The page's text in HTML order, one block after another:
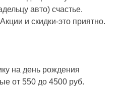
авто) счастье.
и скидки-это приятно.
от 550 до 4500 руб.